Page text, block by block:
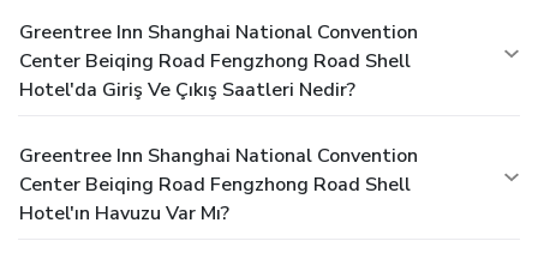
Greentree Inn Shanghai National Convention
Center Beiqing Road Fengzhong Road Shell
Hotel'da Giriş Ve Çıkış Saatleri Nedir?
Greentree Inn Shanghai National Convention
Center Beiqing Road Fengzhong Road Shell
Hotel'ın Havuzu Var Mı?